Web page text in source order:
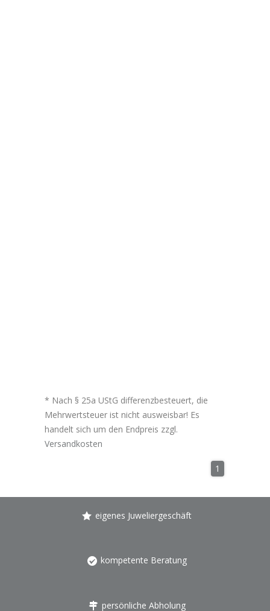
* Nach § 25a UStG differenzbesteuert, die
Mehrwertsteuer ist nicht ausweisbar! Es
handelt sich um den Endpreis zzgl.
Versandkosten
1
eigenes Juweliergeschäft
kompetente Beratung
persönliche Abholung